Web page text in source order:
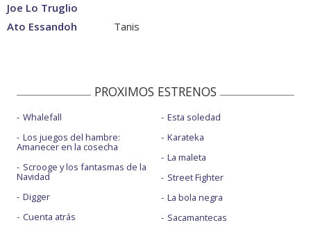
Joe Lo Truglio
Ato Essandoh
Tanis
PROXIMOS ESTRENOS
Whalefall
Los juegos del hambre:
Amanecer en la cosecha
Scrooge y los fantasmas de la
Navidad
Digger
Cuenta atrás
Esta soledad
Karateka
La maleta
Street Fighter
La bola negra
Sacamantecas